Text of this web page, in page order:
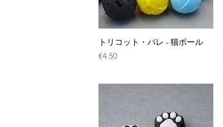
クイックビュー
トリコット・バレ - 猫ボール
価格
€4.50